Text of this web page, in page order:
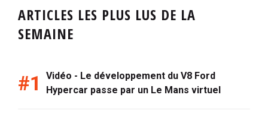
ARTICLES LES PLUS LUS DE LA
SEMAINE
Vidéo - Le développement du V8 Ford
Hypercar passe par un Le Mans virtuel